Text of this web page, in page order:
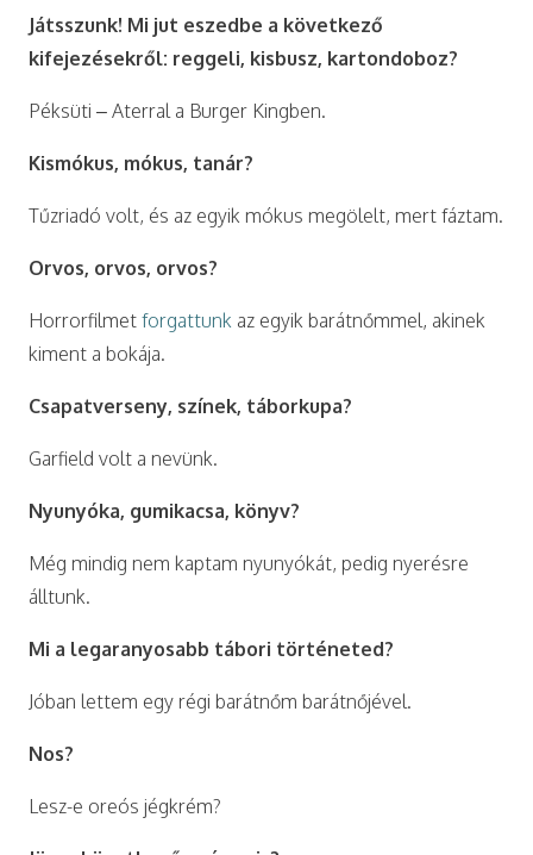
Játsszunk! Mi jut eszedbe a következő
kifejezésekről: reggeli, kisbusz, kartondoboz?
Péksüti – Aterral a Burger Kingben.
Kismókus, mókus, tanár?
Tűzriadó volt, és az egyik mókus megölelt, mert fáztam.
Orvos, orvos, orvos?
Horrorfilmet forgattunk az egyik barátnőmmel, akinek
kiment a bokája.
Csapatverseny, színek, táborkupa?
Garfield volt a nevünk.
Nyunyóka, gumikacsa, könyv?
Még mindig nem kaptam nyunyókát, pedig nyerésre
álltunk.
Mi a legaranyosabb tábori történeted?
Jóban lettem egy régi barátnőm barátnőjével.
Nos?
Lesz-e oreós jégkrém?